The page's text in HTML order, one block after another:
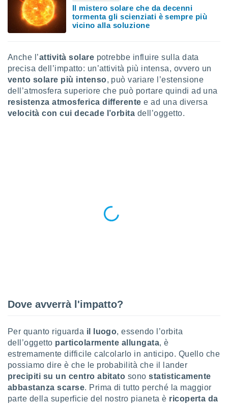
cookie
il
dei
degli
dei
il
Il mistero solare che da decenni
tormenta gli scienziati è sempre più
vicino alla soluzione
Anche l’attività solare potrebbe influire sulla data
precisa dell’impatto: un’attività più intensa, ovvero un
vento solare più intenso, può variare l’estensione
dell’atmosfera superiore che può portare quindi ad una
resistenza atmosferica differente e ad una diversa
velocità con cui decade l’orbita dell’oggetto.
Dove avverrà l'impatto?
Per quanto riguarda il luogo, essendo l’orbita
dell’oggetto particolarmente allungata, è
estremamente difficile calcolarlo in anticipo. Quello che
possiamo dire è che le probabilità che il lander
precipiti su un centro abitato sonostatisticamente
abbastanza scarse. Prima di tutto perché la maggior
parte della superficie del nostro pianeta è ricoperta da